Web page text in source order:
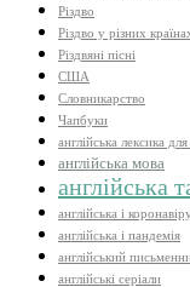
Різдво
Різдво у різних
Різдвяні пісні
США
Словникарство
Чапбуки
англійська лексика
англійська мова
англійська
англійська і
англійська і пандемія
англійський
англійські серіали